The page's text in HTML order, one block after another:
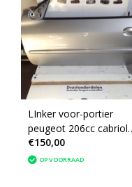
LInker voor-portier
peugeot 206cc
€150,00
OP VOORRAAD